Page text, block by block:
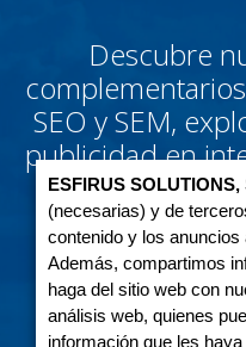
Descubre
SEO y SEM,
publicidad en
ESFIRUS SOLUTIONS,
(necesarias) y de
contenido y los
Además, compartimos
haga del sitio web con
análisis web, quienes
información que les